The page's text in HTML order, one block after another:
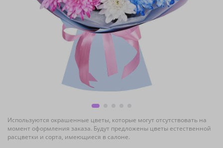
Используются окрашенные цветы, которые могут отсутствовать на
момент оформления заказа. Будут предложены цветы естественной
расцветки и сорта, имеющиеся в салоне.